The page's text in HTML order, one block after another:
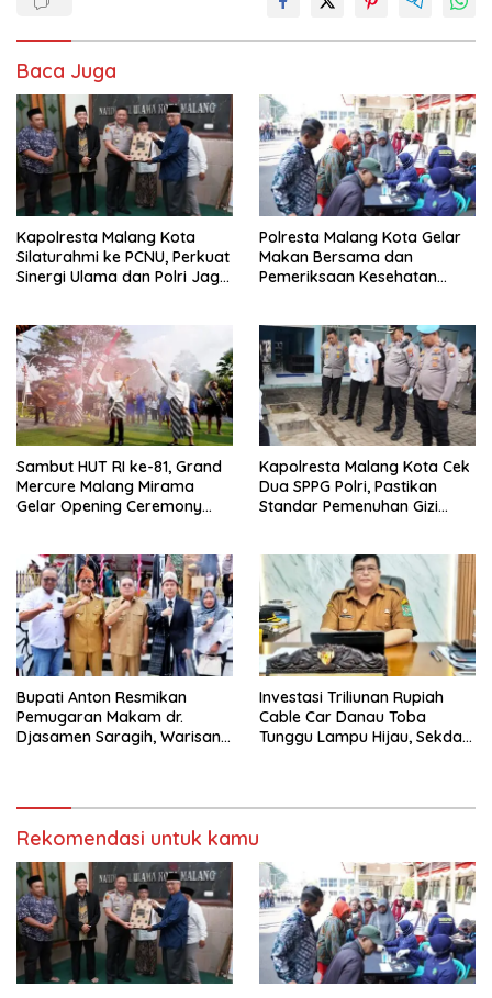
Baca Juga
Kapolresta Malang Kota
Silaturahmi ke PCNU, Perkuat
Sinergi Ulama dan Polri Jaga
Polresta Malang Kota Gelar
Makan Bersama dan
Pemeriksaan Kesehatan
Sambut HUT RI ke-81, Grand
Mercure Malang Mirama
Gelar Opening Ceremony
Kapolresta Malang Kota Cek
Dua SPPG Polri, Pastikan
Standar Pemenuhan Gizi
Bupati Anton Resmikan
Pemugaran Makam dr.
Djasamen Saragih, Warisan
Investasi Triliunan Rupiah
Cable Car Danau Toba
Tunggu Lampu Hijau, Sekda
Rekomendasi untuk kamu